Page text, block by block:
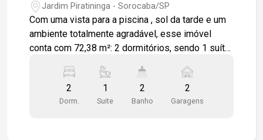
Jardim Piratininga - Sorocaba/SP
Com uma vista para a piscina , sol da tarde e um
ambiente totalmente agradável, esse imóvel
conta com 72,38 m²: 2 dormitórios, sendo 1 suíte;
com churrasqueira a gás; Cozinha americana; Área
de serviço; Infraestrutura para ar condicionado na
sala e suíte; Tomada USB na sala e dormitórios;
2
Dorm.
1
Suite
2
Banho
2
Garagens